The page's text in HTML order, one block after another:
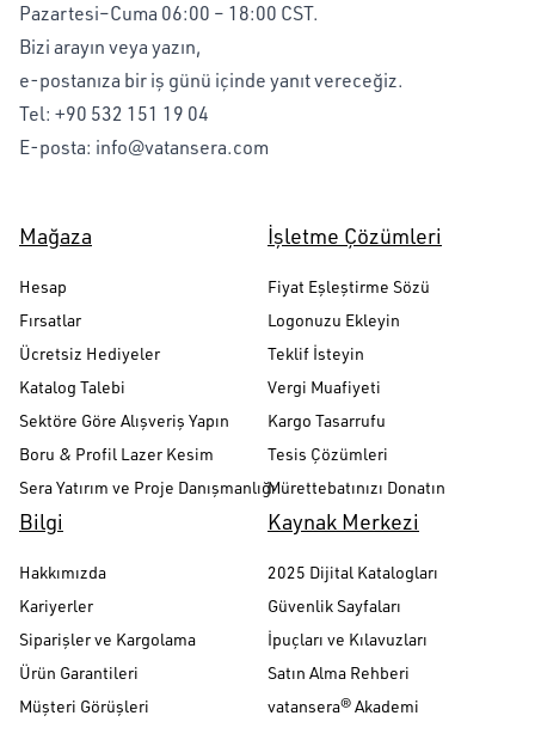
Pazartesi–Cuma 06:00 – 18:00 CST.
Bizi arayın veya yazın,
e-postanıza bir iş günü içinde yanıt vereceğiz.
Tel: +90 532 151 19 04
E-posta: info@vatansera.com
Mağaza
Hesap
Fırsatlar
Ücretsiz Hediyeler
Katalog Talebi
Sektöre Göre Alışveriş Yapın
Boru & Profil Lazer Kesim
Sera Yatırım ve Proje Danışmanlığı
İşletme Çözümleri
Fiyat Eşleştirme Sözü
Logonuzu Ekleyin
Teklif İsteyin
Vergi Muafiyeti
Kargo Tasarrufu
Tesis Çözümleri
Mürettebatınızı Donatın
Bilgi
Hakkımızda
Kariyerler
Siparişler ve Kargolama
Ürün Garantileri
Müşteri Görüşleri
Kaynak Merkezi
2025 Dijital Katalogları
Güvenlik Sayfaları
İpuçları ve Kılavuzları
Satın Alma Rehberi
vatansera® Akademi